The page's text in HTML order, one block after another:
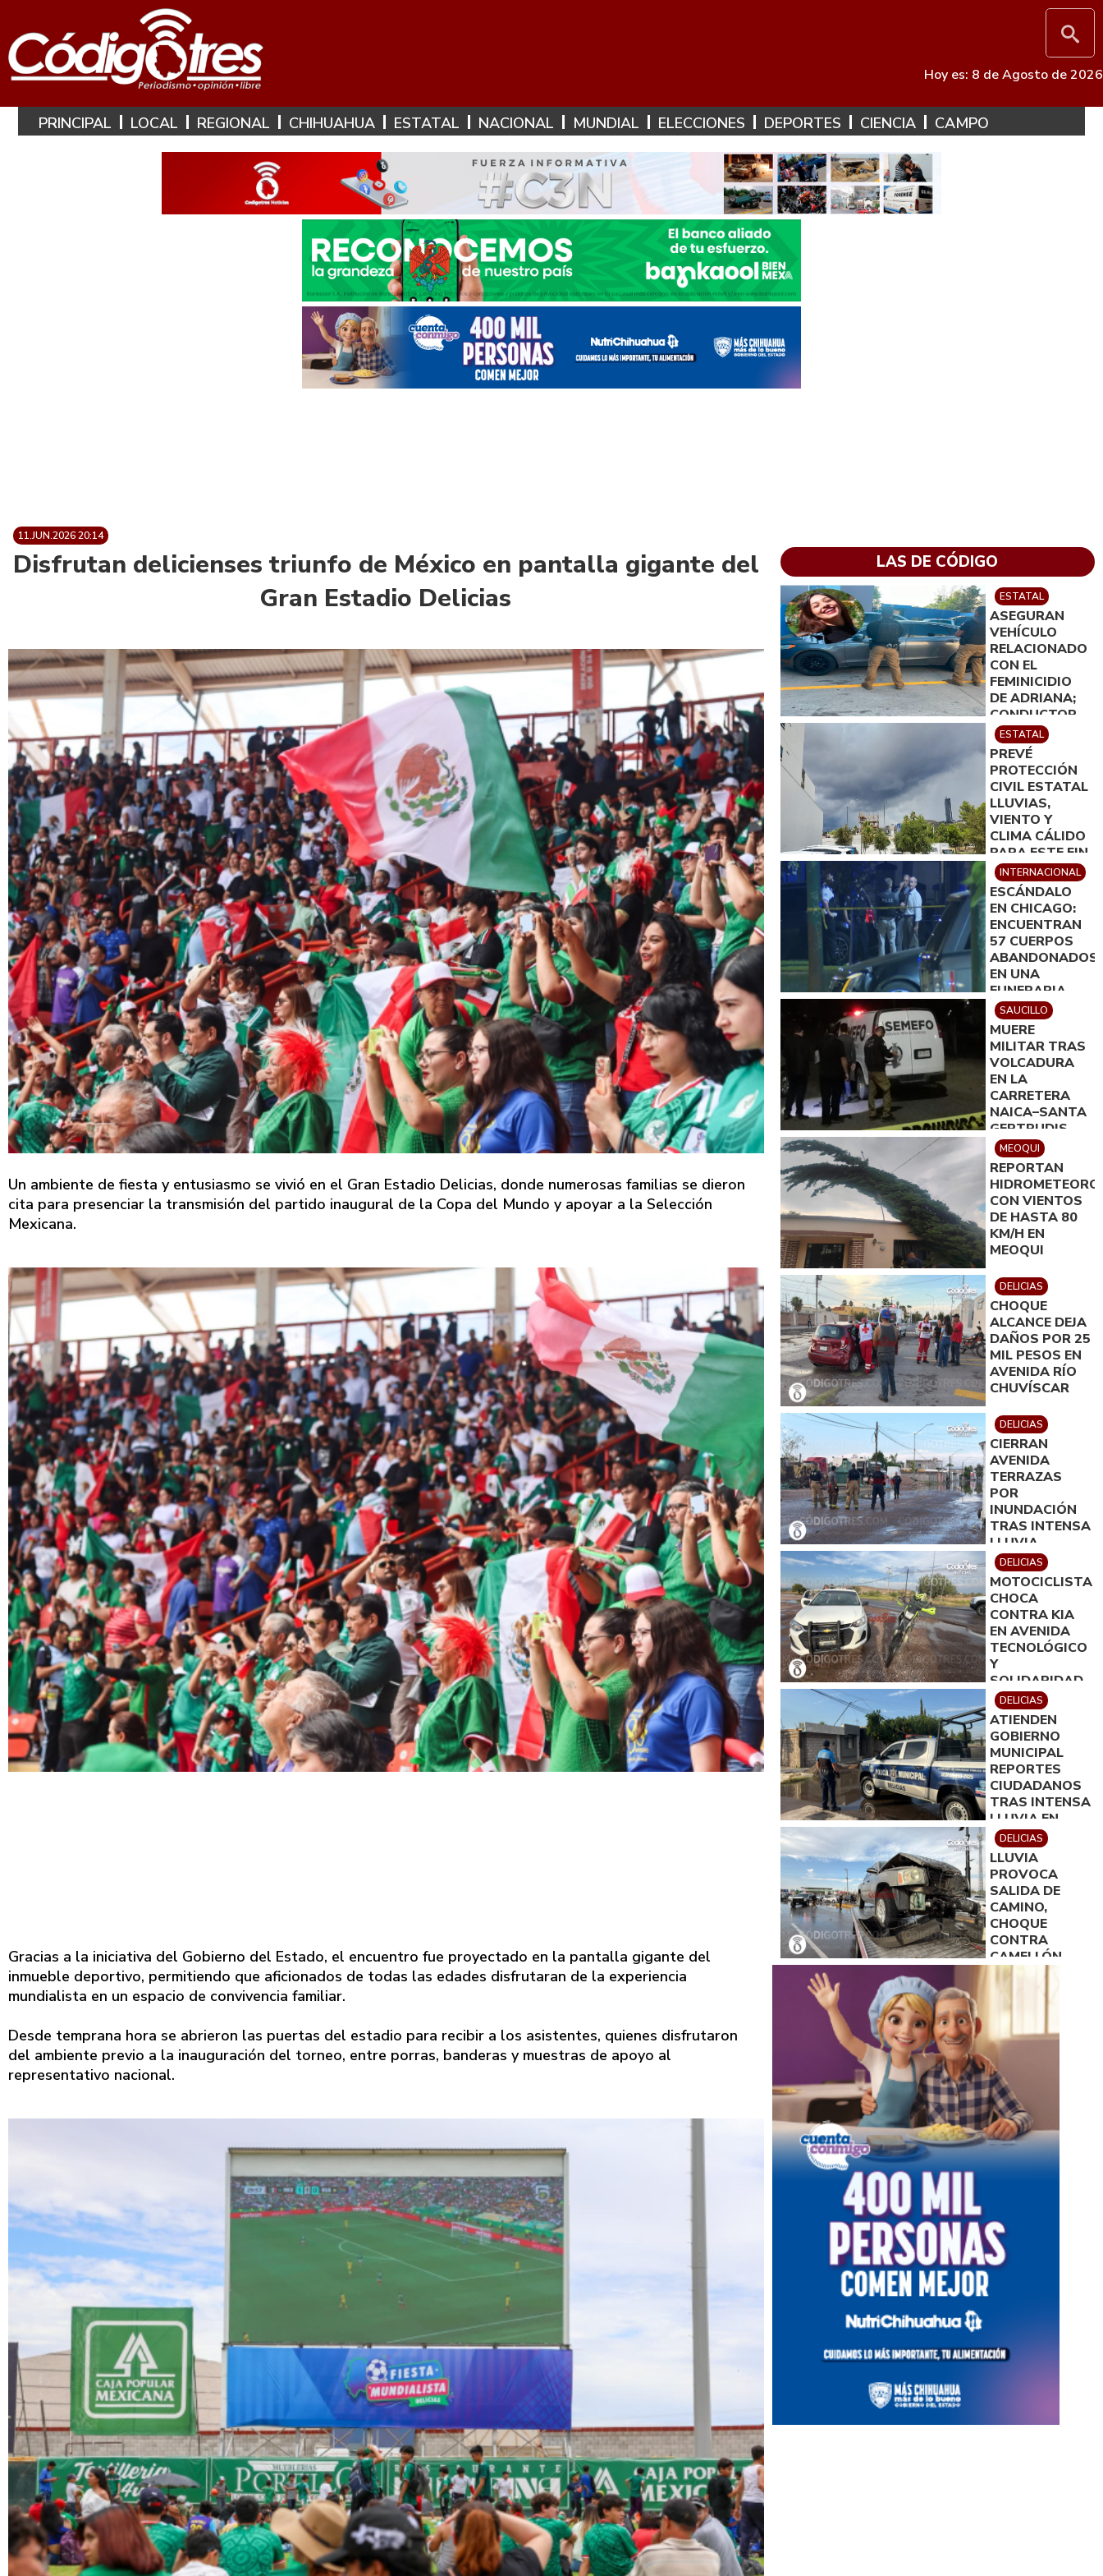
Hoy es: 8 de Agosto de 2026
PRINCIPAL LOCAL REGIONAL CHIHUAHUA ESTATAL NACIONAL MUNDIAL ELECCIONES DEPORTES CIENCIA CAMPO
11.JUN.2026 20:14
Disfrutan delicienses triunfo de México en pantalla gigante del
Gran Estadio Delicias
Un ambiente de fiesta y entusiasmo se vivió en el Gran Estadio Delicias, donde numerosas familias se dieron
cita para presenciar la transmisión del partido inaugural de la Copa del Mundo y apoyar a la Selección
Mexicana.
Gracias a la iniciativa del Gobierno del Estado, el encuentro fue proyectado en la pantalla gigante del
inmueble deportivo, permitiendo que aficionados de todas las edades disfrutaran de la experiencia
mundialista en un espacio de convivencia familiar.
Desde temprana hora se abrieron las puertas del estadio para recibir a los asistentes, quienes disfrutaron
del ambiente previo a la inauguración del torneo, entre porras, banderas y muestras de apoyo al
representativo nacional.
LAS DE CÓDIGO
ESTATAL
ASEGURAN
VEHÍCULO
RELACIONADO
CON EL
FEMINICIDIO
DE ADRIANA;
CONDUCTOR
FUE PUESTO A
DISPOSICIÓN
DE LA
FISCALÍA
ESTATAL
PREVÉ
PROTECCIÓN
CIVIL ESTATAL
LLUVIAS,
VIENTO Y
CLIMA CÁLIDO
PARA ESTE FIN
DE SEMANA
INTERNACIONAL
ESCÁNDALO
EN CHICAGO:
ENCUENTRAN
57 CUERPOS
ABANDONADOS
EN UNA
FUNERARIA
SAUCILLO
MUERE
MILITAR TRAS
VOLCADURA
EN LA
CARRETERA
NAICA–SANTA
GERTRUDIS
MEOQUI
REPORTAN
HIDROMETEORO
CON VIENTOS
DE HASTA 80
KM/H EN
MEOQUI
DELICIAS
CHOQUE
ALCANCE DEJA
DAÑOS POR 25
MIL PESOS EN
AVENIDA RÍO
CHUVÍSCAR
DELICIAS
CIERRAN
AVENIDA
TERRAZAS
POR
INUNDACIÓN
TRAS INTENSA
LLUVIA
DELICIAS
MOTOCICLISTA
CHOCA
CONTRA KIA
EN AVENIDA
TECNOLÓGICO
Y
SOLIDARIDAD
DELICIAS
ATIENDEN
GOBIERNO
MUNICIPAL
REPORTES
CIUDADANOS
TRAS INTENSA
LLUVIA EN
DELICIAS
DELICIAS
LLUVIA
PROVOCA
SALIDA DE
CAMINO,
CHOQUE
CONTRA
CAMELLÓN,
DERRIBO DE
DOS
ARBOTANTES
100 MIL PESOS